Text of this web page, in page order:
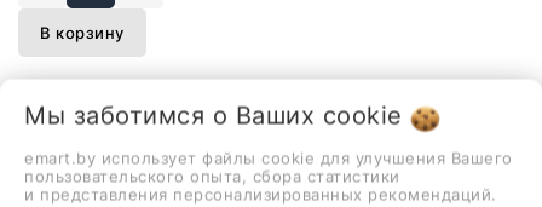
В корзину
однорычажный смеситель для кухни, монтаж на
Мы заботимся о Ваших cookie
emart.by использует файлы cookie для улучшения Вашего
пользовательского опыта, сбора статистики
и представления персонализированных рекомендаций.